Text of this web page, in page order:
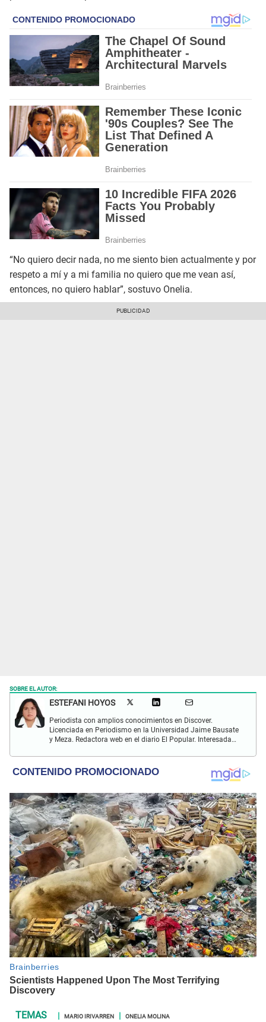
“No quiero decir nada, no me siento bien actualmente y por
respeto a mí y a mi familia no quiero que me vean así,
entonces, no quiero hablar”, sostuvo Onelia.
SOBRE EL AUTOR:
ESTEFANI HOYOS
Periodista con amplios conocimientos en Discover.
Licenciada en Periodismo en la Universidad Jaime Bausate
y Meza. Redactora web en el diario El Popular. Interesada
internacional; tendencias, películas y series.
MARIO IRIVARREN ONELIA MOLINA